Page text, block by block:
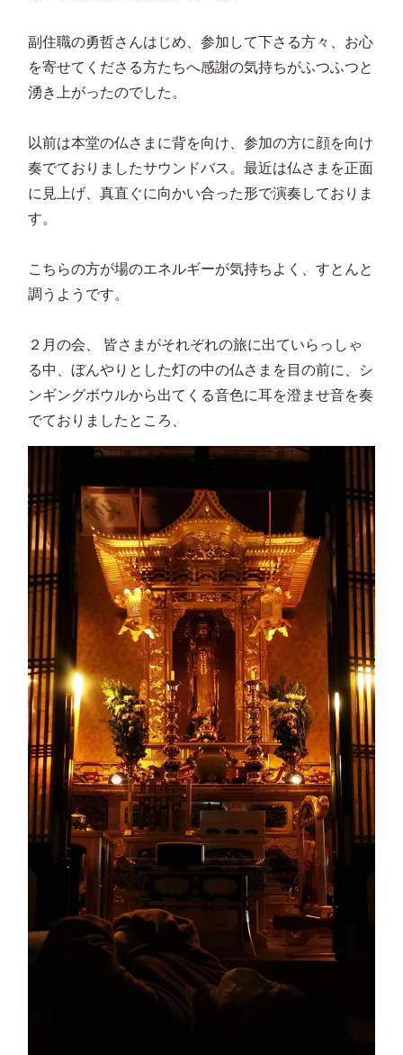
副住職の勇哲さんはじめ、参加して下さる方々、お心
を寄せてくださる方たちへ感謝の気持ちがふつふつと
湧き上がったのでした。
以前は本堂の仏さまに背を向け、参加の方に顔を向け
奏でておりましたサウンドバス。最近は仏さまを正面
に見上げ、真直ぐに向かい合った形で演奏しておりま
す。
こちらの方が場のエネルギーが気持ちよく、すとんと
調うようです。
２月の会、 皆さまがそれぞれの旅に出ていらっしゃ
る中、ぼんやりとした灯の中の仏さまを目の前に、シ
ンギングボウルから出てくる音色に耳を澄ませ音を奏
でておりましたところ、